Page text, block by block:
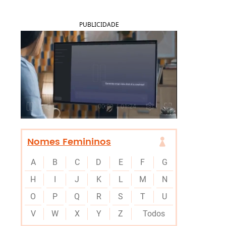
PUBLICIDADE
Nomes Femininos
A B C D E F
G
H
I J K L M
N
O
P Q R S T
U
V
W X Y Z Todos